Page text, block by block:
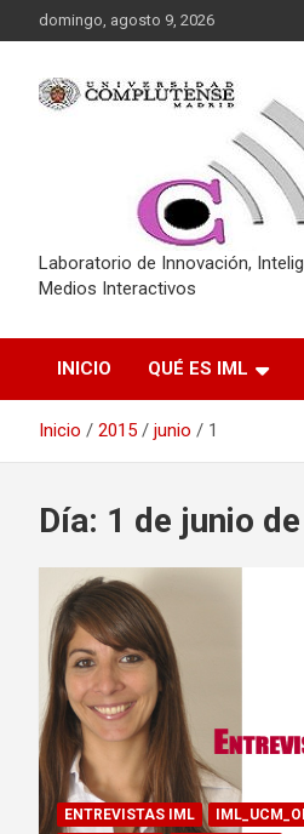
al
domingo, agosto 9, 2026
Laboratorio de Innovación,
Medios Interactivos
INICIO QUÉ ES IML
Inicio 2015 junio 1
Día: 1 de junio
ENTREVISTAS IML